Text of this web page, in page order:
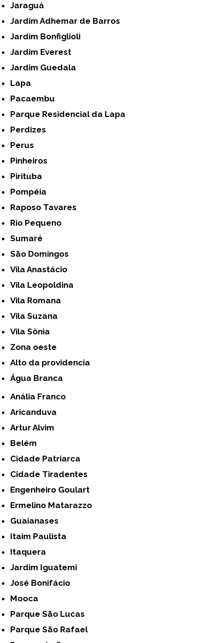
Jaraguá
Jardim Adhemar de Barros
Jardim Bonfiglioli
Jardim Everest
Jardim Guedala
Lapa
Pacaembu
Parque Residencial da Lapa
Perdizes
Perus
Pinheiros
Pirituba
Pompéia
Raposo Tavares
Rio Pequeno
Sumaré
São Domingos
Vila Anastácio
Vila Leopoldina
Vila Romana
Vila Suzana
Vila Sônia
Zona oeste
alto da providencia
Água Branca
Anália Franco
Aricanduva
Artur Alvim
Belém
Cidade Patriarca
Cidade Tiradentes
Engenheiro Goulart
Ermelino Matarazzo
Guaianases
Itaim Paulista
Itaquera
Jardim Iguatemi
José Bonifácio
Mooca
Parque São Lucas
Parque São Rafael